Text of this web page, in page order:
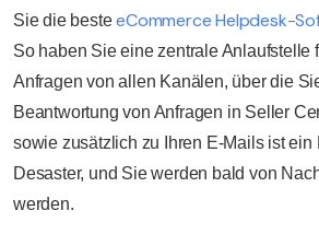
Sie die besteeCommerce Helpdesk-
So haben Sie eine zentrale Anlaufstelle
Anfragen von allen Kanälen, über die
Beantwortung von Anfragen in Seller
sowie zusätzlich zu Ihren E-Mails ist ein
Desaster, und Sie werden bald von
werden.